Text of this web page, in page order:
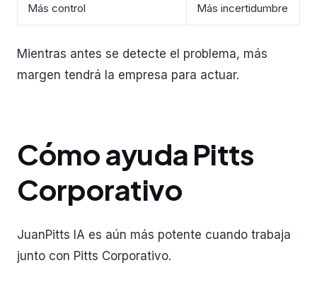
Más control Más incertidumbre
Mientras antes se detecte el problema, más
margen tendrá la empresa para actuar.
Cómo ayuda Pitts
Corporativo
JuanPitts IA es aún más potente cuando trabaja
junto con Pitts Corporativo.